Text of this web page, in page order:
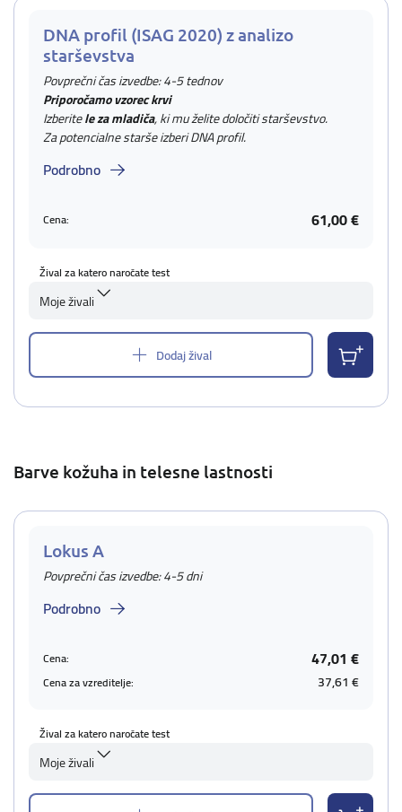
DNA profil (ISAG 2020) z analizo
starševstva
Povprečni čas izvedbe: 4-5 tednov
Priporočamo vzorec krvi
Izberitele za mladiča, ki mu želite določiti starševstvo.
Za potencialne starše izberi DNA profil.
Podrobno
Cena: 61,00 €
Žival za katero naročate test
Moje živali
Dodaj žival
Barve kožuha in telesne lastnosti
Lokus A
Povprečni čas izvedbe: 4-5 dni
Podrobno
Cena: 47,01 €
Cena za vzreditelje: 37,61 €
Žival za katero naročate test
Moje živali